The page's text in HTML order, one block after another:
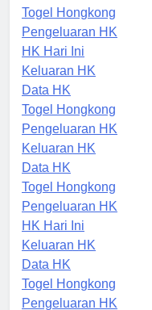
Data HK
Togel Hongkong
Pengeluaran HK
HK Hari Ini
Keluaran HK
Data HK
Togel Hongkong
Pengeluaran HK
Keluaran HK
Data HK
Togel Hongkong
Pengeluaran HK
HK Hari Ini
Keluaran HK
Data HK
Togel Hongkong